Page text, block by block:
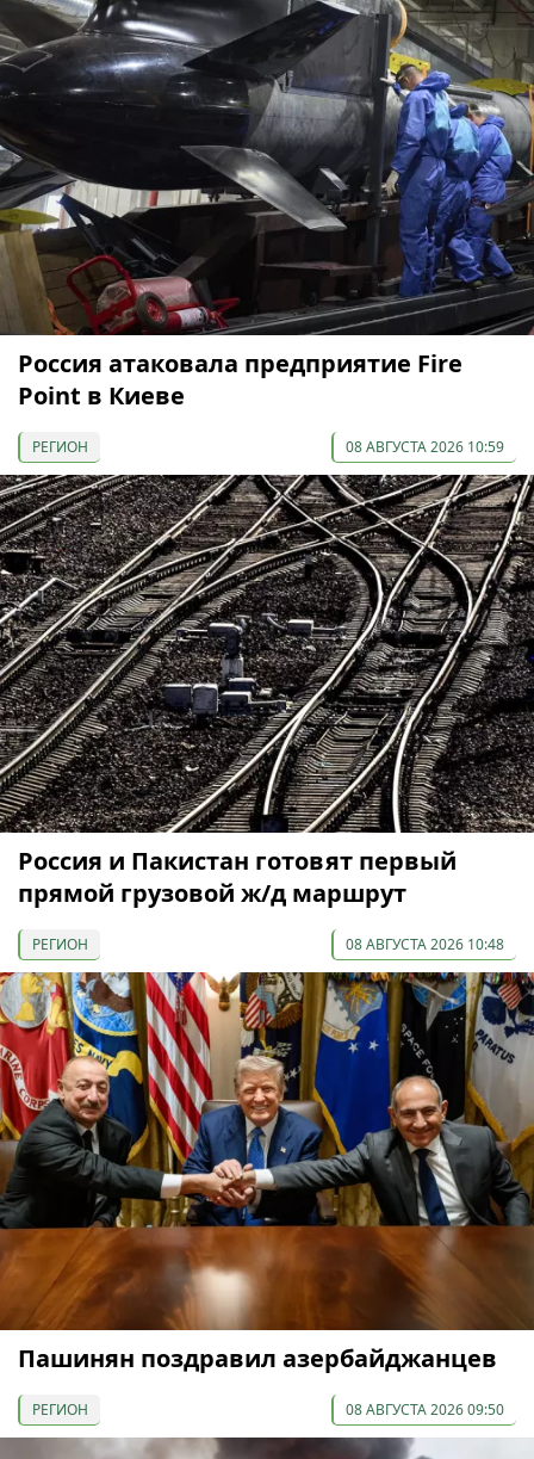
Россия атаковала предприятие Fire
Point в Киеве
РЕГИОН 08 АВГУСТА 2026 10:59
Россия и Пакистан готовят первый
прямой грузовой ж/д маршрут
РЕГИОН 08 АВГУСТА 2026 10:48
Пашинян поздравил азербайджанцев
РЕГИОН 08 АВГУСТА 2026 09:50